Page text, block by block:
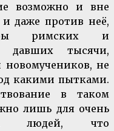
возможно и вне
даже против неё,
римских и
давших тысячи,
не
какими пытками.
в таком
лишь для очень
людей, что